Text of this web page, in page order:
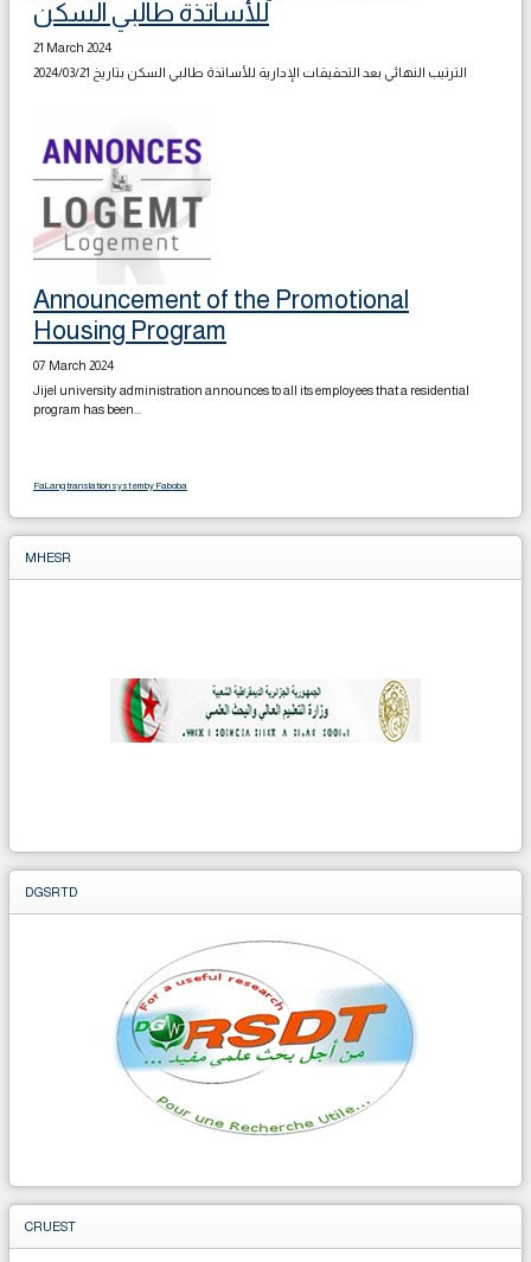
للأساتذة طالبي السكن
21 March 2024
الترتيب النهائي بعد التحقيقات الإدارية للأساتذة طالبي السكن بتاريخ 2024/03/21
Announcement of the Promotional
Housing Program
07 March 2024
Jijel university administration announces to all its employees that a residential
program has been...
FaLang translation system by Faboba
MHESR
DGSRTD
CRUEST